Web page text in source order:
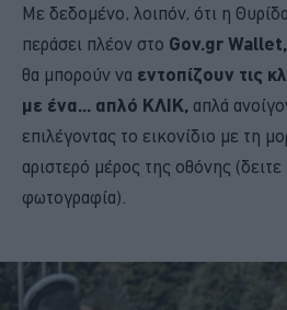
Με δεδομένο, λοιπόν, ότι η
περάσει πλέον στο Gov.gr Wallet,
θα μπορούν να εντοπίζουν τις
με ένα... απλό ΚΛΙΚ, απλά
επιλέγοντας το εικονίδιο με τη
αριστερό μέρος της οθόνης
φωτογραφία).